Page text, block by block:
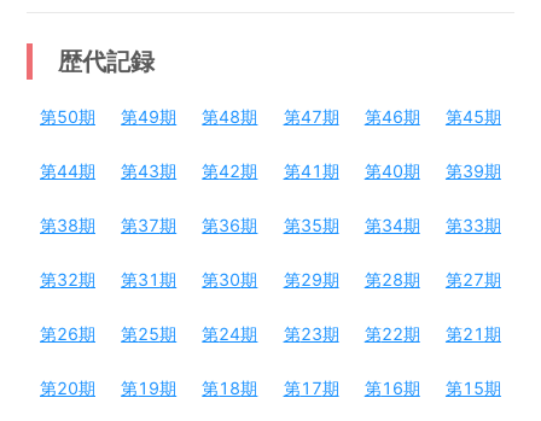
歴代記録
第50期 第49期 第48期 第47期 第46期 第45期
第44期 第43期 第42期 第41期 第40期 第39期
第38期 第37期 第36期 第35期 第34期 第33期
第32期 第31期 第30期 第29期 第28期 第27期
第26期 第25期 第24期 第23期 第22期 第21期
第20期 第19期 第18期 第17期 第16期 第15期